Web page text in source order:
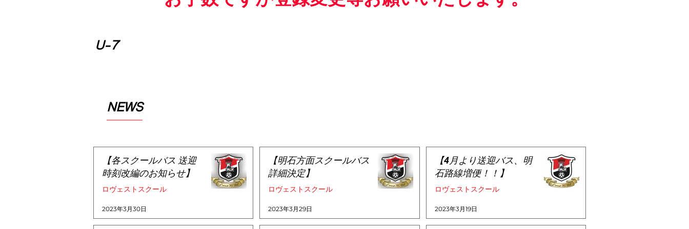
U-7
​NEWS
【各スクールバス 送迎
時刻改編のお知らせ】
ロヴェストスクール
2023年3月30日
【明石方面スクールバス
詳細決定】
ロヴェストスクール
2023年3月29日
【4月より送迎バス、明
石路線増便！！】
ロヴェストスクール
2023年3月19日